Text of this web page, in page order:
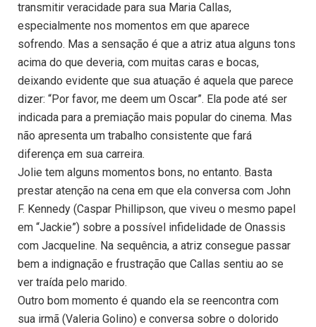
transmitir veracidade para sua Maria Callas,
especialmente nos momentos em que aparece
sofrendo. Mas a sensação é que a atriz atua alguns tons
acima do que deveria, com muitas caras e bocas,
deixando evidente que sua atuação é aquela que parece
dizer: “Por favor, me deem um Oscar”. Ela pode até ser
indicada para a premiação mais popular do cinema. Mas
não apresenta um trabalho consistente que fará
diferença em sua carreira.
Jolie tem alguns momentos bons, no entanto. Basta
prestar atenção na cena em que ela conversa com John
F. Kennedy (Caspar Phillipson, que viveu o mesmo papel
em “Jackie”) sobre a possível infidelidade de Onassis
com Jacqueline. Na sequência, a atriz consegue passar
bem a indignação e frustração que Callas sentiu ao se
ver traída pelo marido.
Outro bom momento é quando ela se reencontra com
sua irmã (Valeria Golino) e conversa sobre o dolorido